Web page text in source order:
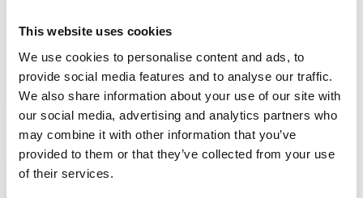
This website uses cookies
We use cookies to personalise content and ads, to
provide social media features and to analyse our traffic.
We also share information about your use of our site with
our social media, advertising and analytics partners who
may combine it with other information that you’ve
provided to them or that they’ve collected from your use
of their services.